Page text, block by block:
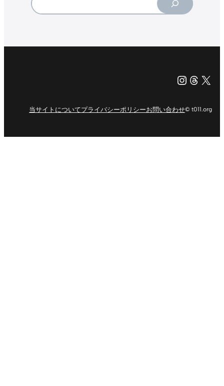
X（旧
当サイトについてプライバシーポリシーお問い合わせ© t011.org